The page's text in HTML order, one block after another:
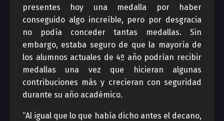
presentes hoy una medalla por haber
conseguido algo increíble, pero por desgracia
no podía conceder tantas medallas. Sin
embargo, estaba seguro de que la mayoría de
los alumnos actuales de 4º año podrían recibir
medallas una vez que hicieran algunas
contribuciones más y crecieran con seguridad
durante su año académico.
“Al igual que lo que había dicho antes el decano,